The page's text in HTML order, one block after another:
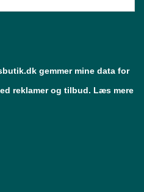
gemmer mine data for
reklamer og tilbud. Læs mere